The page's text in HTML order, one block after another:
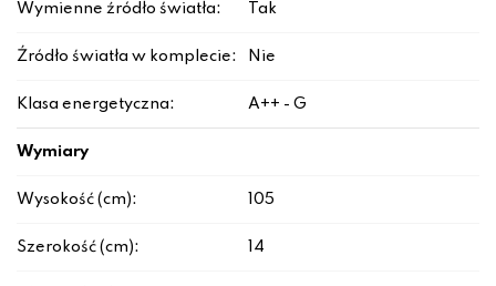
Wymienne źródło światła: Tak
Źródło światła w komplecie: Nie
Klasa energetyczna: A++ - G
Wymiary
Wysokość (cm): 105
Szerokość (cm): 14